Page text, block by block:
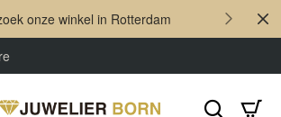
onze winkel in Rotterdam